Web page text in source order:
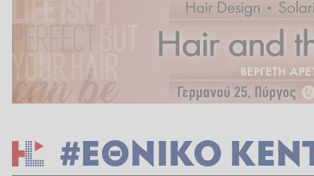
#ΕΘΝΙΚΟ